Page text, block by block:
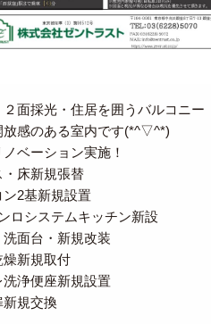
面採光・住居を囲うバルコニー
放感のある室内です(*^▽^*)
ベーション実施！
・床新規張替
ン2基新規設置
ロシステムキッチン新設
洗面台・新規改装
燥新規取付
洗浄便座新規設置
新規交換